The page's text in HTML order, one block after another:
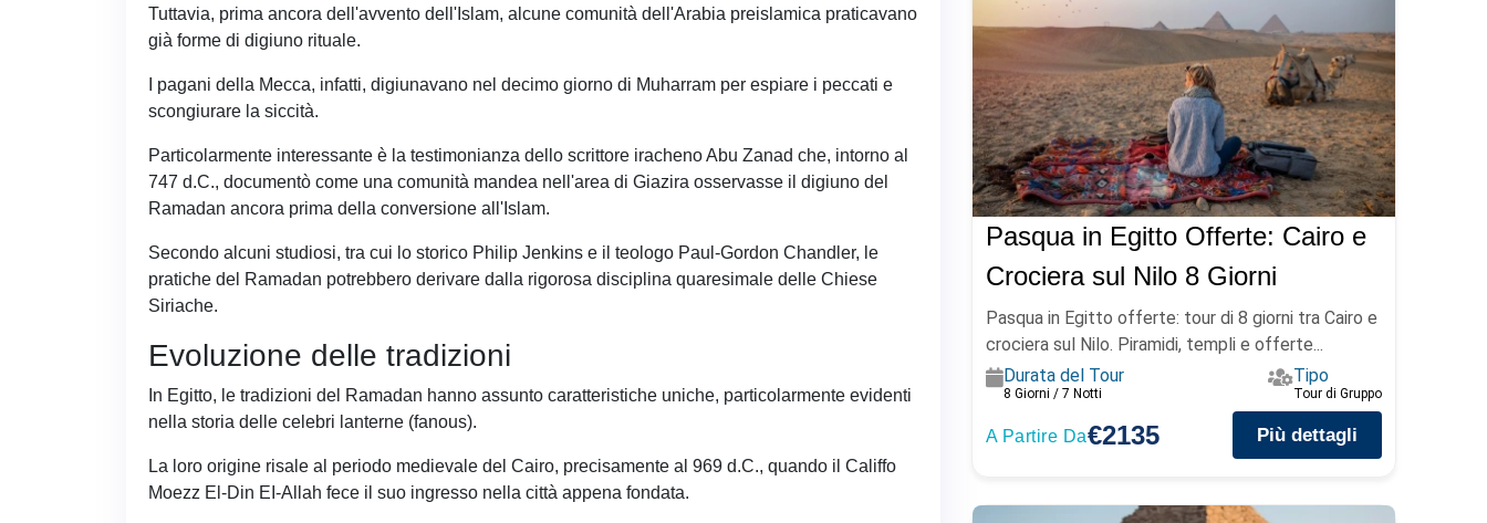
Tuttavia, prima ancora dell'avvento dell'Islam, alcune comunità dell'Arabia preislamica praticavano
già forme di digiuno rituale.
I pagani della Mecca, infatti, digiunavano nel decimo giorno di Muharram per espiare i peccati e
scongiurare la siccità.
Particolarmente interessante è la testimonianza dello scrittore iracheno Abu Zanad che, intorno al
747 d.C., documentò come una comunità mandea nell'area di Giazira osservasse il digiuno del
Ramadan ancora prima della conversione all'Islam.
Secondo alcuni studiosi, tra cui lo storico Philip Jenkins e il teologo Paul-Gordon Chandler, le
pratiche del Ramadan potrebbero derivare dalla rigorosa disciplina quaresimale delle Chiese
Siriache.
Evoluzione delle tradizioni
In Egitto, le tradizioni del Ramadan hanno assunto caratteristiche uniche, particolarmente evidenti
nella storia delle celebri lanterne (fanous).
La loro origine risale al periodo medievale del Cairo, precisamente al 969 d.C., quando il Califfo
Moezz El-Din EI-Allah fece il suo ingresso nella città appena fondata.
Pasqua in Egitto Offerte: Cairo e
Crociera sul Nilo 8 Giorni
Pasqua in Egitto offerte: tour di 8 giorni tra Cairo e
crociera sul Nilo. Piramidi, templi e offerte...
Durata del Tour
8 Giorni / 7 Notti
Tipo
Tour di Gruppo
A Partire Da€2135 Più dettagli